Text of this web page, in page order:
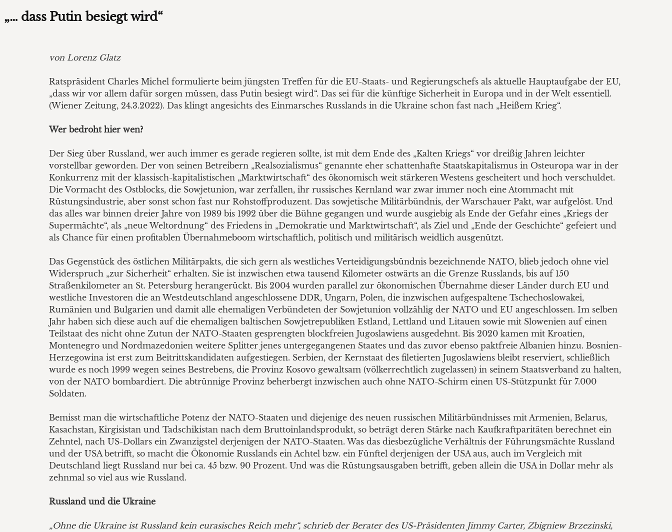
„… dass Putin besiegt wird“
von Lorenz Glatz
Ratspräsident Charles Michel formulierte beim jüngsten Treffen für die EU-Staats- und Regierungschefs als aktuelle Hauptaufgabe der EU,
„dass wir vor allem dafür sorgen müssen, dass Putin besiegt wird“. Das sei für die künftige Sicherheit in Europa und in der Welt essentiell.
(Wiener Zeitung, 24.3.2022). Das klingt angesichts des Einmarsches Russlands in die Ukraine schon fast nach „Heißem Krieg“.
Wer bedroht hier wen?
Der Sieg über Russland, wer auch immer es gerade regieren sollte, ist mit dem Ende des „Kalten Kriegs“ vor dreißig Jahren leichter
vorstellbar geworden. Der von seinen Betreibern „Realsozialismus“ genannte eher schattenhafte Staatskapitalismus in Osteuropa war in der
Konkurrenz mit der klassisch-kapitalistischen „Marktwirtschaft“ des ökonomisch weit stärkeren Westens gescheitert und hoch verschuldet.
Die Vormacht des Ostblocks, die Sowjetunion, war zerfallen, ihr russisches Kernland war zwar immer noch eine Atommacht mit
Rüstungsindustrie, aber sonst schon fast nur Rohstoffproduzent. Das sowjetische Militärbündnis, der Warschauer Pakt, war aufgelöst. Und
das alles war binnen dreier Jahre von 1989 bis 1992 über die Bühne gegangen und wurde ausgiebig als Ende der Gefahr eines „Kriegs der
Supermächte“, als „neue Weltordnung“ des Friedens in „Demokratie und Marktwirtschaft“, als Ziel und „Ende der Geschichte“ gefeiert und
als Chance für einen profitablen Übernahmeboom wirtschaftlich, politisch und militärisch weidlich ausgenützt.
Das Gegenstück des östlichen Militärpakts, die sich gern als westliches Verteidigungsbündnis bezeichnende NATO, blieb jedoch ohne viel
Widerspruch „zur Sicherheit“ erhalten. Sie ist inzwischen etwa tausend Kilometer ostwärts an die Grenze Russlands, bis auf 150
Straßenkilometer an St. Petersburg herangerückt. Bis 2004 wurden parallel zur ökonomischen Übernahme dieser Länder durch EU und
westliche Investoren die an Westdeutschland angeschlossene DDR, Ungarn, Polen, die inzwischen aufgespaltene Tschechoslowakei,
Rumänien und Bulgarien und damit alle ehemaligen Verbündeten der Sowjetunion vollzählig der NATO und EU angeschlossen. Im selben
Jahr haben sich diese auch auf die ehemaligen baltischen Sowjetrepubliken Estland, Lettland und Litauen sowie mit Slowenien auf einen
Teilstaat des nicht ohne Zutun der NATO-Staaten gesprengten blockfreien Jugoslawiens ausgedehnt. Bis 2020 kamen mit Kroatien,
Montenegro und Nordmazedonien weitere Splitter jenes untergegangenen Staates und das zuvor ebenso paktfreie Albanien hinzu. Bosnien-
Herzegowina ist erst zum Beitrittskandidaten aufgestiegen. Serbien, der Kernstaat des filetierten Jugoslawiens bleibt reserviert, schließlich
wurde es noch 1999 wegen seines Bestrebens, die Provinz Kosovo gewaltsam (völkerrechtlich zugelassen) in seinem Staatsverband zu halten,
von der NATO bombardiert. Die abtrünnige Provinz beherbergt inzwischen auch ohne NATO-Schirm einen US-Stützpunkt für 7.000
Soldaten.
Bemisst man die wirtschaftliche Potenz der NATO-Staaten und diejenige des neuen russischen Militärbündnisses mit Armenien, Belarus,
Kasachstan, Kirgisistan und Tadschikistan nach dem Bruttoinlandsprodukt, so beträgt deren Stärke nach Kaufkraftparitäten berechnet ein
Zehntel, nach US-Dollars ein Zwanzigstel derjenigen der NATO-Staaten. Was das diesbezügliche Verhältnis der Führungsmächte Russland
und der USA betrifft, so macht die Ökonomie Russlands ein Achtel bzw. ein Fünftel derjenigen der USA aus, auch im Vergleich mit
Deutschland liegt Russland nur bei ca. 45 bzw. 90 Prozent. Und was die Rüstungsausgaben betrifft, geben allein die USA in Dollar mehr als
zehnmal so viel aus wie Russland.
Russland und die Ukraine
„Ohne die Ukraine ist Russland kein eurasisches Reich mehr“, schrieb der Berater des US-Präsidenten Jimmy Carter, Zbigniew Brzezinski,